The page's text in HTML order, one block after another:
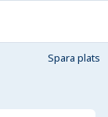
Spara plats